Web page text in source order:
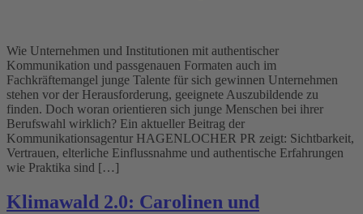
Wie Unternehmen und Institutionen mit authentischer
Kommunikation und passgenauen Formaten auch im
Fachkräftemangel junge Talente für sich gewinnen Unternehmen
stehen vor der Herausforderung, geeignete Auszubildende zu
finden. Doch woran orientieren sich junge Menschen bei ihrer
Berufswahl wirklich? Ein aktueller Beitrag der
Kommunikationsagentur HAGENLOCHER PR zeigt: Sichtbarkeit,
Vertrauen, elterliche Einflussnahme und authentische Erfahrungen
wie Praktika sind […]
Klimawald 2.0: Carolinen und